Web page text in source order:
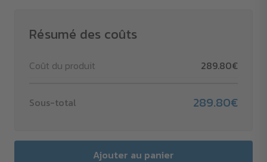
Résumé des coûts
Coût du produit 289.80€
Sous-total 289.80€